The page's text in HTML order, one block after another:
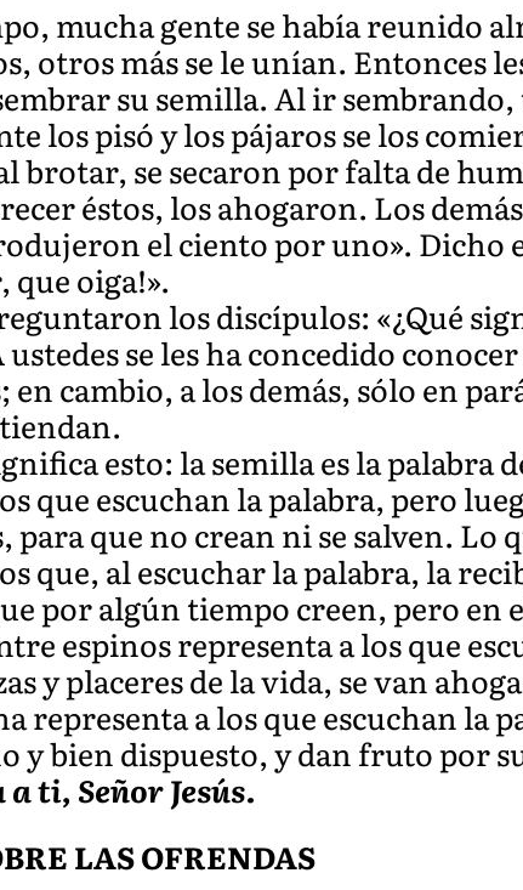
mucha gente se había reunido
otros más se le unían. Entonces
su semilla. Al ir
los pisó y los pájaros se los
brotar, se secaron por falta de
éstos, los ahogaron. Los
el ciento por uno». Dicho
que oiga!».
los discípulos: «¿Qué
se les ha concedido
en cambio, a los demás, sólo en
esto: la semilla es la palabra
que escuchan la palabra, pero
para que no crean ni se salven. Lo
que, al escuchar la palabra, la
por algún tiempo creen, pero en
espinos representa a los que
y placeres de la vida, se van
representa a los que escuchan la
y bien dispuesto, y dan fruto por
ti, Señor Jesús.
LAS OFRENDAS